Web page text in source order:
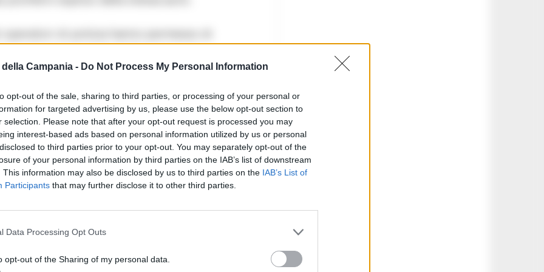
Campania - Do Not Process My Personal Information
opt-out of the sale, sharing to third parties, or processing of your personal or
for targeted advertising by us, please use the below opt-out section to
selection. Please note that after your opt-out request is processed you may
interest-based ads based on personal information utilized by us or personal
to third parties prior to your opt-out. You may separately opt-out of the
of your personal information by third parties on the IAB’s list of downstream
This information may also be disclosed by us to third parties on the IAB’s List of
Participants that may further disclose it to other third parties.
Data Processing Opt Outs
opt-out of the Sharing of my personal data.
di uno dei due diciottenni fermati, è stata
identificazione da parte degli inquirenti.
emersi elementi che possano collegare
L’arresto dei due diciottenni
su questo inquietante episodio di violenza
territorio.
commenti (1)